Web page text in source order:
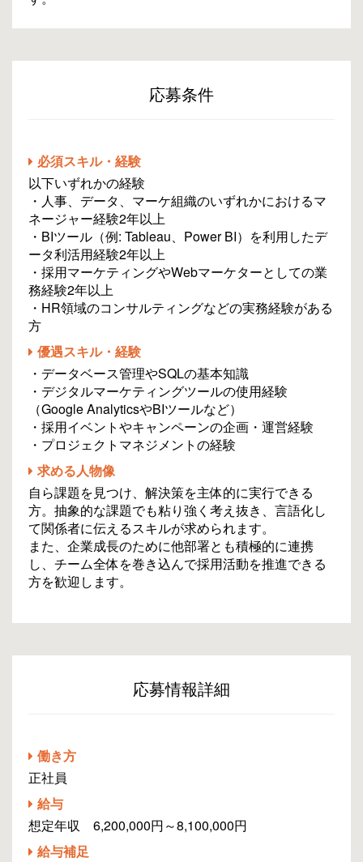
応募条件
必須スキル・経験
以下いずれかの経験
・人事、データ、マーケ組織のいずれかにおけるマ
ネージャー経験2年以上
・BIツール（例: Tableau、Power BI）を利用したデ
ータ利活用経験2年以上
・採用マーケティングやWebマーケターとしての業
務経験2年以上
・HR領域のコンサルティングなどの実務経験がある
方
優遇スキル・経験
・データベース管理やSQLの基本知識
・デジタルマーケティングツールの使用経験
（Google AnalyticsやBIツールなど）
・採用イベントやキャンペーンの企画・運営経験
・プロジェクトマネジメントの経験
求める人物像
自ら課題を見つけ、解決策を主体的に実行できる
方。抽象的な課題でも粘り強く考え抜き、言語化し
て関係者に伝えるスキルが求められます。
また、企業成長のために他部署とも積極的に連携
し、チーム全体を巻き込んで採用活動を推進できる
方を歓迎します。
応募情報詳細
働き方
正社員
給与
想定年収 6,200,000円～8,100,000円
給与補足